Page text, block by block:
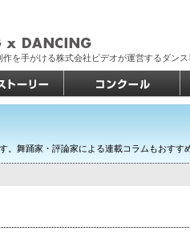
作を手がける株式会社ビデオが運営するダン
。舞踊家・評論家による連載コラムもおすす